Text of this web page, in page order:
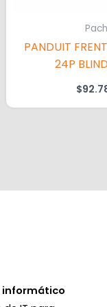
PANDUIT
24P
$
informático